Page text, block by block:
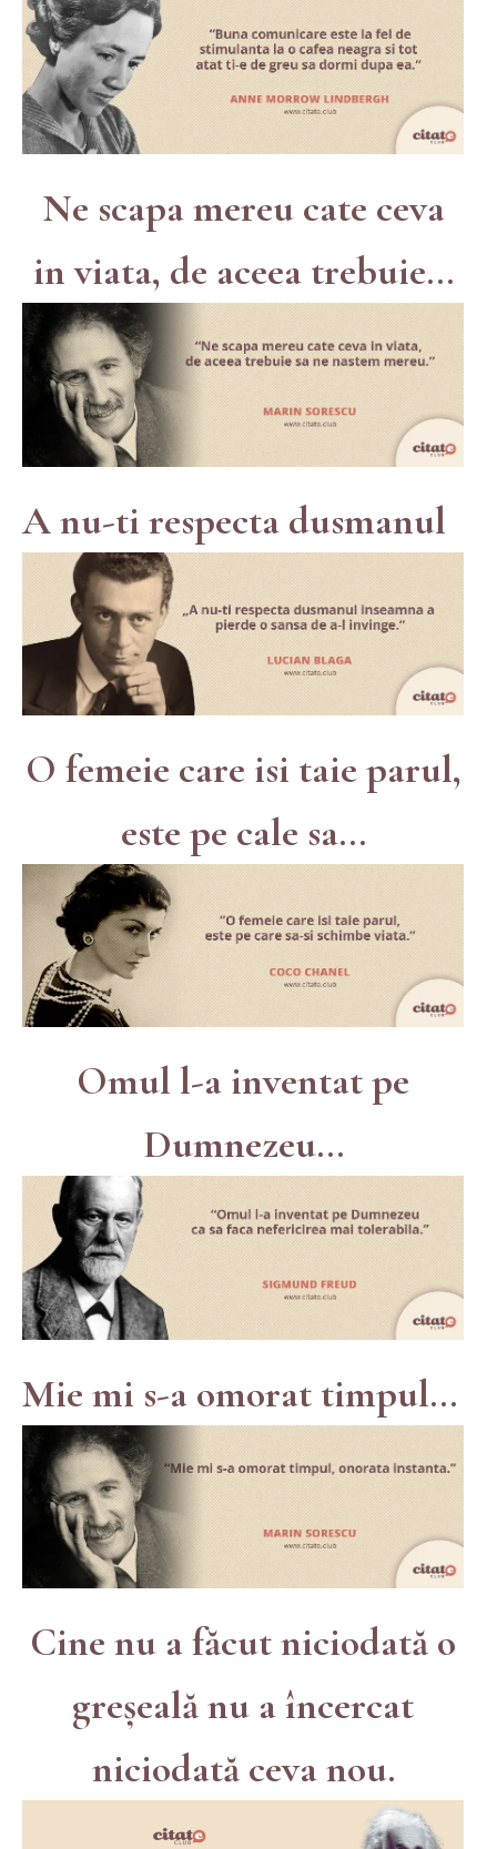
Ne scapa mereu cate ceva
in viata, de aceea trebuie...
A nu-ti respecta dusmanul
O femeie care isi taie parul,
este pe cale sa...
Omul l-a inventat pe
Dumnezeu...
Mie mi s-a omorat timpul...
Cine nu a făcut niciodată o
greșeală nu a încercat
niciodată ceva nou.